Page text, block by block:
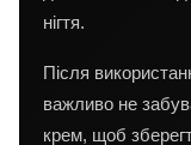
нігтя.
Після
важливо не
крем, щоб